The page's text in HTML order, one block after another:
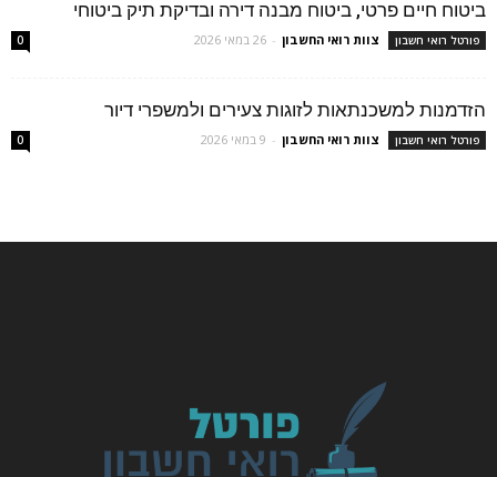
ביטוח חיים פרטי, ביטוח מבנה דירה ובדיקת תיק ביטוחי
פורטל רואי חשבון צוות רואי החשבון - 26 במאי 2026 0
הזדמנות למשכנתאות לזוגות צעירים ולמשפרי דיור
פורטל רואי חשבון צוות רואי החשבון - 9 במאי 2026 0